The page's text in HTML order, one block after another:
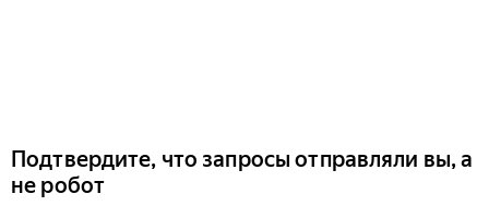
Подтвердите, что запросы отправляли вы, а
не робот